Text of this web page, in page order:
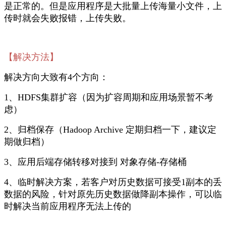
是正常的。但是应用程序是大批量上传海量小文件，上
传时就会失败报错，上传失败。
【解决方法】
解决方向大致有4个方向：
1、HDFS集群扩容（因为扩容周期和应用场景暂不考
虑）
2、 归档保存（Hadoop Archive 定期归档一下，建议定
期做归档）
3、 应用后端存储转移对接到 对象存储-存储桶
4、 临时解决方案，若客户对历史数据可接受1副本的丢
数据的风险，针对原先历史数据做降副本操作，可以临
时解决当前应用程序无法上传的